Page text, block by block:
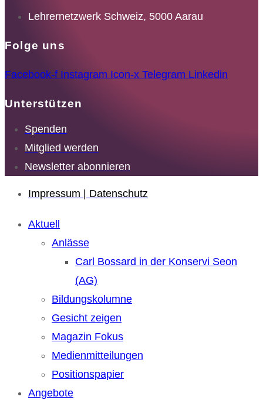
Lehrernetzwerk Schweiz, 5000 Aarau
Folge uns
Facebook-f Instagram Icon-x Telegram Linkedin
Unterstützen
Spenden
Mitglied werden
Newsletter abonnieren
Impressum | Datenschutz
Aktuell
Anlässe
Carl Bossard in der Konservi Seon
(AG)
Bildungskolumne
Gesicht zeigen
Magazin Fokus
Medienmitteilungen
Positionspapier
Angebote